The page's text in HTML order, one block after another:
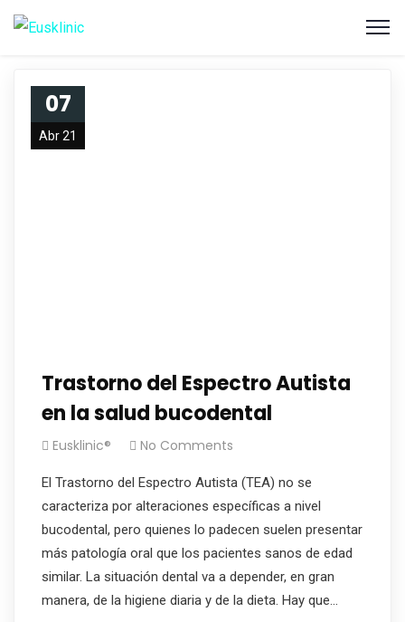
07
Abr 21
Trastorno del Espectro Autista
en la salud bucodental
Eusklinic® No Comments
El Trastorno del Espectro Autista (TEA) no se
caracteriza por alteraciones específicas a nivel
bucodental, pero quienes lo padecen suelen presentar
más patología oral que los pacientes sanos de edad
similar. La situación dental va a depender, en gran
manera, de la higiene diaria y de la dieta. Hay que…